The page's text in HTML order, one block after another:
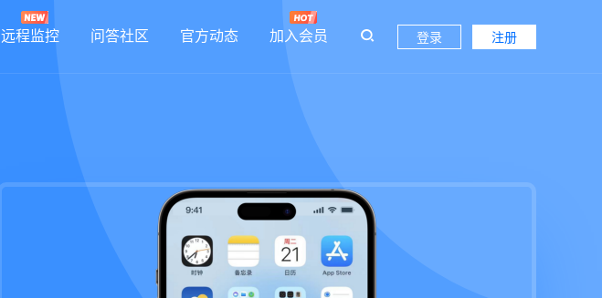
远程监控 问答社区 官方动态 加入会员 登录 注册